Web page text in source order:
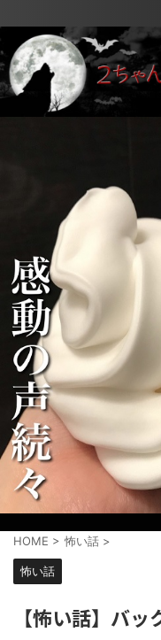
HOME > 怖い話 >
怖い話
【怖い話】バ